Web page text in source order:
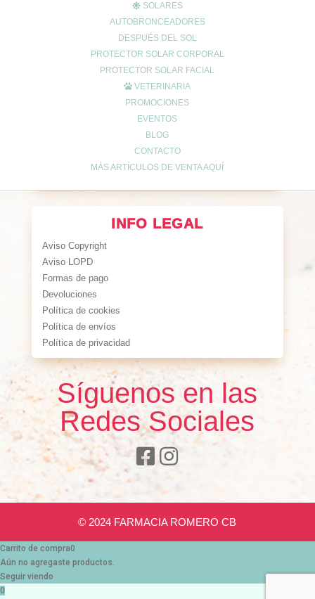
SOLARES
AUTOBRONCEADORES
DESPUÉS DEL SOL
PROTECTOR SOLAR CORPORAL
PROTECTOR SOLAR FACIAL
VETERINARIA
PROMOCIONES
EVENTOS
BLOG
CONTACTO
MÁS ARTÍCULOS DE VENTA AQUÍ
MI ESPACIO
Cuenta de usuario
INFO LEGAL
Aviso Copyright
Aviso LOPD
Formas de pago
Devoluciones
Política de cookies
Política de envíos
Política de privacidad
Síguenos en las
Redes Sociales
© 2024 FARMACIA ROMERO CB
Carrito de compra0
Aún no agregaste productos.
Seguir viendo
0